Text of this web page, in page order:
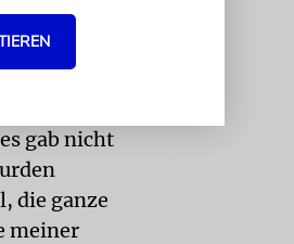
hat: »Ich
gab nicht
die ganze
meiner